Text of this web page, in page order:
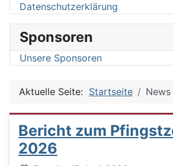
Datenschutzerklärung
Sponsoren
Unsere Sponsoren
Aktuelle Seite: Startseite
Bericht zum
2026